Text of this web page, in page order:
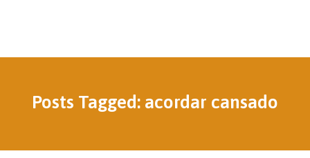
Posts Tagged: acordar cansado